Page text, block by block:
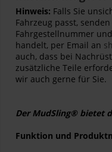
Hinweis: Falls Sie
Fahrzeug passt,
Fahrgestellnummer
handelt, per Email an
auch, dass bei
zusätzliche Teile
wir auch gerne für Sie.
Der MudSling® bietet
Funktion und